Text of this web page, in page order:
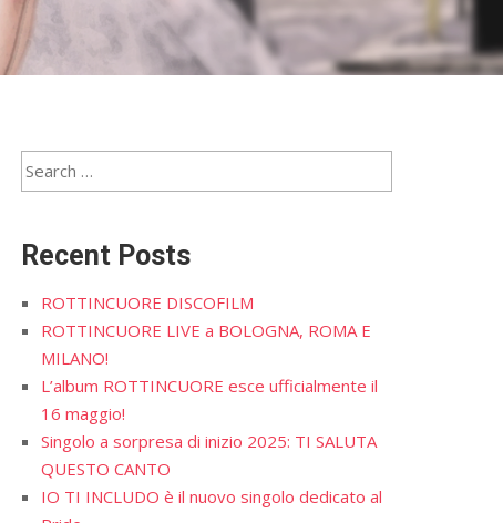
Recent Posts
ROTTINCUORE DISCOFILM
ROTTINCUORE LIVE a BOLOGNA, ROMA E
MILANO!
L’album ROTTINCUORE esce ufficialmente il
16 maggio!
Singolo a sorpresa di inizio 2025: TI SALUTA
QUESTO CANTO
IO TI INCLUDO è il nuovo singolo dedicato al